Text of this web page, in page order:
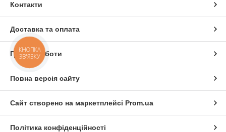
Контакти
Доставка та оплата
Графік роботи
Повна версія сайту
Сайт створено на маркетплейсі Prom.ua
Політика конфіденційності
КНОПКА
ЗВ'ЯЗКУ